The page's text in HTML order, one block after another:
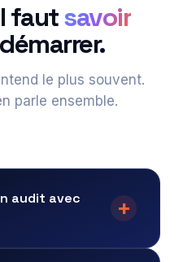
fautsavoir
le plus souvent.
parle ensemble.
audit avec